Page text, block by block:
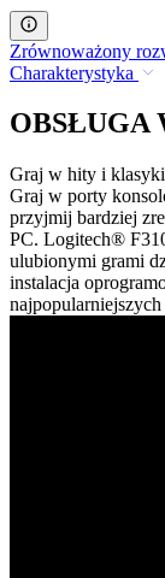
Zrównoważony
Charakterystyka
OBSŁUGA
Graj w hity i
Graj w porty
przyjmij bardziej
PC. Logitech®
ulubionymi grami
instalacja